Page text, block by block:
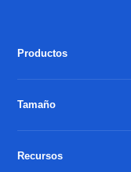
Productos
Tamaño
Recursos